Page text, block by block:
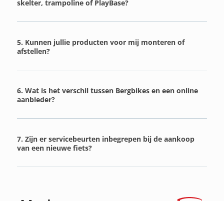
skelter, trampoline of PlayBase?
5. Kunnen jullie producten voor mij monteren of
afstellen?
6. Wat is het verschil tussen Bergbikes en een online
aanbieder?
7. Zijn er servicebeurten inbegrepen bij de aankoop
van een nieuwe fiets?